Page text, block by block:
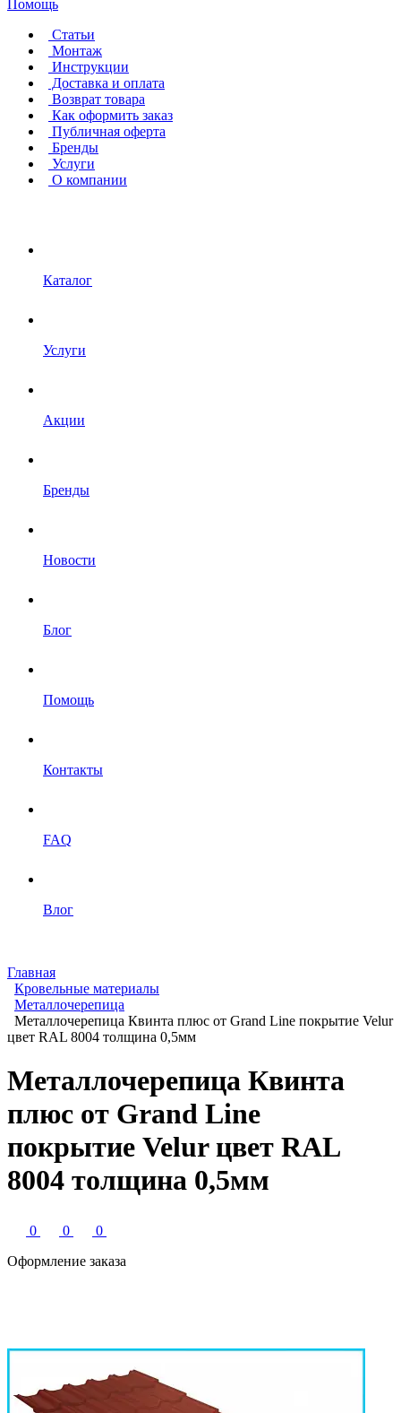
Помощь
Статьи
Монтаж
Инструкции
Доставка и оплата
Возврат товара
Как оформить заказ
Публичная оферта
Бренды
Услуги
О компании
Каталог
Услуги
Акции
Бренды
Новости
Блог
Помощь
Контакты
FAQ
Влог
Главная
Кровельные материалы
Металлочерепица
Металлочерепица Квинта плюс от Grand Line покрытие Velur
цвет RAL 8004 толщина 0,5мм
Металлочерепица Квинта
плюс от Grand Line
покрытие Velur цвет RAL
8004 толщина 0,5мм
0 0
0
Оформление заказа